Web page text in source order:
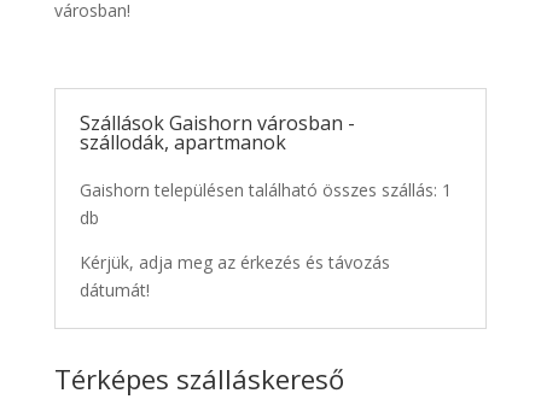
városban!
Szállások Gaishorn városban -
szállodák, apartmanok
Gaishorn településen található összes szállás: 1
db
Kérjük, adja meg az érkezés és távozás
dátumát!
Térképes szálláskereső